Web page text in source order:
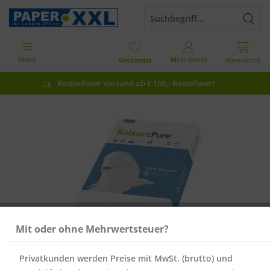
Kostenloser Versand ab € 150,- Bestellwert
Warenkorb
Merkzettel Mein Konto
Menü
Mit oder ohne Mehrwertsteuer?
Privatkunden werden Preise mit MwSt. (brutto) und